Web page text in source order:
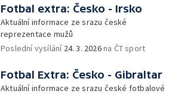
Fotbal extra: Česko - Irsko
Aktuální informace ze srazu české
reprezentace mužů
Poslední vysílání 24. 3. 2026na ČT sport
Fotbal Extra: Česko - Gibraltar
Aktuální informace ze srazu české fotbalové